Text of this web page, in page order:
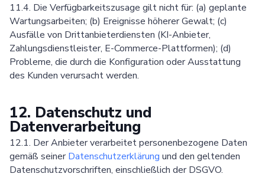
11.4. Die Verfügbarkeitszusage gilt nicht für: (a) geplante
Wartungsarbeiten; (b) Ereignisse höherer Gewalt; (c)
Ausfälle von Drittanbieterdiensten (KI-Anbieter,
Zahlungsdienstleister, E-Commerce-Plattformen); (d)
Probleme, die durch die Konfiguration oder Ausstattung
des Kunden verursacht werden.
12. Datenschutz und
Datenverarbeitung
12.1. Der Anbieter verarbeitet personenbezogene Daten
gemäß seinerDatenschutzerklärung und den geltenden
Datenschutzvorschriften, einschließlich der DSGVO.